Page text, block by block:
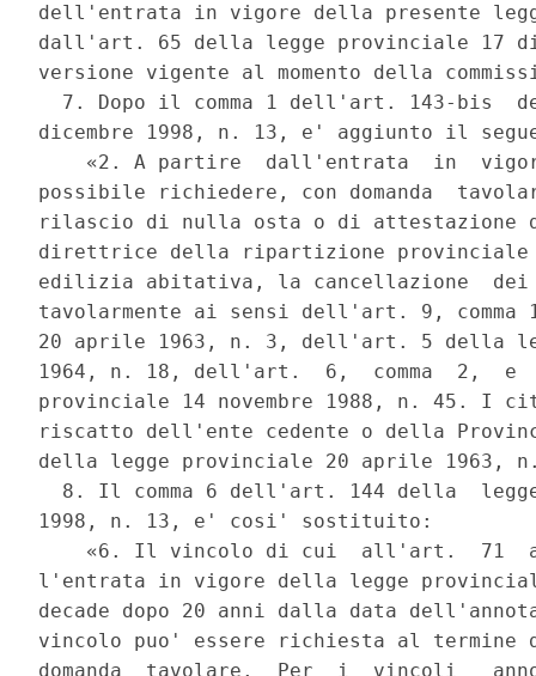
dell'entrata in vigore della presente
dall'art. 65 della legge provinciale 17
versione vigente al momento della
7. Dopo il comma 1 dell'art. 143-bis
dicembre 1998, n. 13, e' aggiunto il
«2. A partire  dall'entrata  in
possibile richiedere, con domanda
rilascio di nulla osta o di attestazione
direttrice della ripartizione provinciale
edilizia abitativa, la cancellazione
tavolarmente ai sensi dell'art. 9,
20 aprile 1963, n. 3, dell'art. 5 della
1964, n. 18, dell'art.  6,  comma  2,
provinciale 14 novembre 1988, n.
riscatto dell'ente cedente o della
della legge provinciale 20 aprile 1963,
8. Il comma 6 dell'art. 144 della
1998, n. 13, e' cosi' sostituito:
«6. Il vincolo di cui  all'art.  71
l'entrata in vigore della legge
decade dopo 20 anni dalla data
vincolo puo' essere richiesta al termine
domanda  tavolare.  Per  i  vincoli